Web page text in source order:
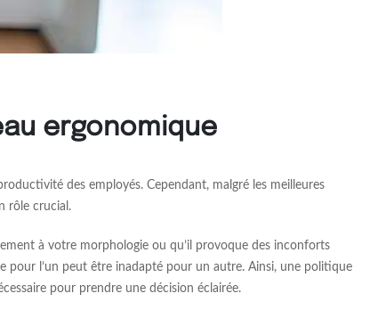
ergonomique
des employés. Cependant, malgré les meilleures
rôle crucial.
à votre morphologie ou qu’il provoque des inconforts
pour l’un peut être inadapté pour un autre. Ainsi, une politique
pour prendre une décision éclairée.